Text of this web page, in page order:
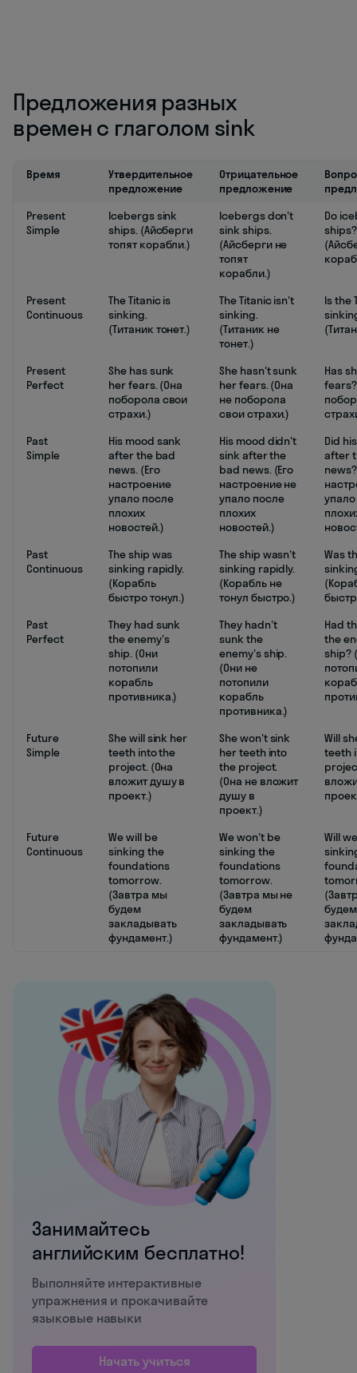
Предложения разных
времен с глаголом sink
Время
Утвердительное
предложение
Отрицательное
предложение
Present
Simple
Icebergs sink
ships. (Айсберги
топят корабли.)
Icebergs don't
sink ships.
(Айсберги не
топят
корабли.)
Do
ships?
Present
Continuous
The Titanic is
sinking.
(Титаник тонет.)
The Titanic isn't
sinking.
(Титаник не
тонет.)
Is the
Present
Perfect
She has sunk
her fears. (Она
поборола свои
страхи.)
She hasn't sunk
her fears. (Она
не поборола
свои страхи.)
Has
Past
Simple
His mood sank
after the bad
news. (Его
настроение
упало после
плохих
новостей.)
His mood didn't
sink after the
bad news. (Его
настроение не
упало после
плохих
новостей.)
Did
after
Past
Continuous
The ship was
sinking rapidly.
(Корабль
быстро тонул.)
The ship wasn't
sinking rapidly.
(Корабль не
тонул быстро.)
Was
Past
Perfect
They had sunk
the enemy's
ship. (Они
потопили
корабль
противника.)
They hadn't
sunk the
enemy's ship.
(Они не
потопили
корабль
противника.)
Had
the
ship?
Future
Simple
She will sink her
teeth into the
project. (Она
вложит душу в
проект.)
She won't sink
her teeth into
the project.
(Она не вложит
душу в
проект.)
Will
teeth
Future
Continuous
We will be
sinking the
foundations
tomorrow.
(Завтра мы
будем
закладывать
фундамент.)
We won't be
sinking the
foundations
tomorrow.
(Завтра мы не
будем
закладывать
фундамент.)
Will
будем
Занимайтесь
английским бесплатно!
Выполняйте интерактивные
упражнения и прокачивайте
языковые навыки
Начать учиться